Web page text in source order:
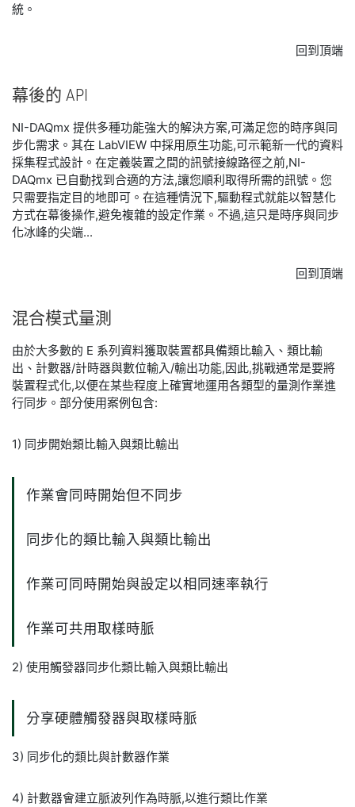
統。
回到頂端
幕後的 API
NI-DAQmx 提供多種功能強大的解決方案,可滿足您的時序與同
步化需求。其在 LabVIEW 中採用原生功能,可示範新一代的資料
採集程式設計。在定義裝置之間的訊號接線路徑之前,NI-
DAQmx 已自動找到合適的方法,讓您順利取得所需的訊號。您
只需要指定目的地即可。在這種情況下,驅動程式就能以智慧化
方式在幕後操作,避免複雜的設定作業。不過,這只是時序與同步
化冰峰的尖端...
回到頂端
混合模式量測
由於大多數的 E 系列資料獲取裝置都具備類比輸入、類比輸
出、計數器/計時器與數位輸入/輸出功能,因此,挑戰通常是要將
裝置程式化,以便在某些程度上確實地運用各類型的量測作業進
行同步。部分使用案例包含:
1) 同步開始類比輸入與類比輸出
作業會同時開始但不同步
同步化的類比輸入與類比輸出
作業可同時開始與設定以相同速率執行
作業可共用取樣時脈
2) 使用觸發器同步化類比輸入與類比輸出
分享硬體觸發器與取樣時脈
3) 同步化的類比與計數器作業
4) 計數器會建立脈波列作為時脈,以進行類比作業